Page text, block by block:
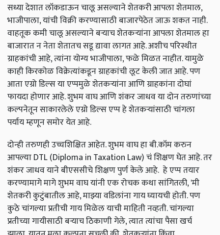
सध्या देशात लॉकडाऊन चालू असल्याने शेतकरी आपला शेतमाल,
भाजीपाला, यांची विक्री करण्यासाठी बाजारपेठेत जाऊ शकत नाही.
वाहतूक कमी चालू असल्याने बऱ्याच शेतकऱ्यांना आपला शेतमाल हा
बाजारात न नेता शेतातच सडू द्यावा लागत आहे. अशीच परिस्थीत
ग्राहकांची आहे, त्यांना योग्य भाजीपाला, फळे मिळत नाहीत. यामुळे
काही किरकोळ विक्रेत्यांकडून ग्राहकांची लूट केली जात आहे. पण
आता एग्रो डिल्स या एप्पमुळे शेतकऱ्यांना आणि ग्राहकांना दोघां
फायदा होणार आहे. शुभम वाघ आणि शंकर जाधव या दोन तरुणांच्या
कल्पनेतून साकारलेले एग्रो डिल्स एप्प हे शेतकऱ्यांसाठी चांगला
पर्याय म्हणून समोर येत आहे.
दोन्ही तरुणही उच्चशिक्षित आहेत. शुभम वाघ हा बी.कॉम करुन
आपल्या DTL (Diploma in Taxation Law) चं शिक्षण घेत आहे. तर
शंकर जाधव याने बीएससीचे शिक्षण पुर्ण केले आहे. हे एप्प तयार
करण्यामागे मागे शुभम वाघ यांनी एक रोचक कथा सांगितली, 'मी
शेतकरी कुटुंबातील आहे, माझ्या वडिलांना गाय घ्यायची होती. पण
कुठे चांगल्या प्रतीची गाय मिळेल याची माहिती नव्हती. चांगल्या
प्रतीच्या गायीसाठी बऱ्याच ठिकाणी गेले, त्यात त्यांचा पैसा खर्च